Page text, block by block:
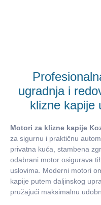
ugradnja i
klizne kapije
Motori za klizne kapije
za sigurnu i praktičnu
privatna kuća, stambena
odabrani motor osigurava
uslovima. Moderni motori
kapije putem daljinskog
pružajući maksimalnu